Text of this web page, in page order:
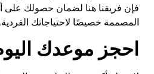
فإن فريقنا هنا لضمان حصولك على
المصممة خصيصًا لاحتياجاتك الفردية.
احجز موعدك